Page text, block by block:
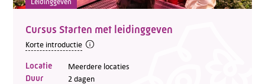
Cursus Starten met leidinggeven
Korte introductie
Locatie Meerdere locaties
Duur 2 dagen